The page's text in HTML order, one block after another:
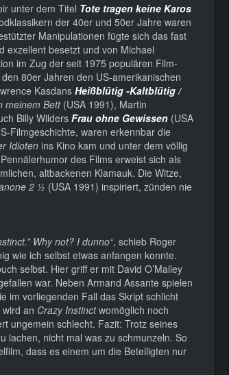
unter dem Titel Tote tragen keine Karos
der 40er und 50er Jahre waren
Manipulationen fügte sich das fast
exzellent besetzt und von Michael
im Zug der seit 1975 populären Film-
80er Jahren den US-amerikanischen
Kasdans Heißblütig -Kaltblütig /
meinem Bett(USA 1991), Martin
Billy Wilders Frau ohne Gewissen (USA
Filmgeschichte, waren erkennbar die
Idioten ins Kino kam und unter dem völlig
des Films erweist sich als
altbackenen Klamauk. Die Witze,
2 ½ (USA 1991) inspiriert, zünden nie
Why not? I dunno“, schieb Roger
wie ich selbst etwas anfangen konnte.
selbst. Hier griff er mit David O’Malley
war. Neben Armand Assante spielen
im vorliegenden Fall das Skript schlicht
an Crazy Instinctwomöglich noch
ungemein schlecht. Fazit: Trotz seines
lachen, nicht mal was zu schmunzeln. So
dass es einem um die Beteiligten nur